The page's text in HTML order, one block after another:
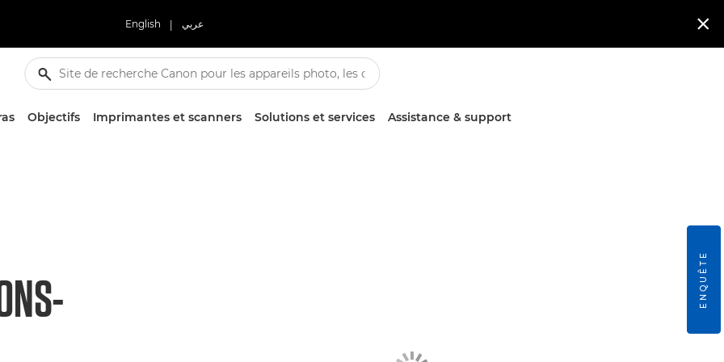
English | عربي 
Objectifs Imprimantes et scanners Solutions et services Assistance & support
ENQUÊTE